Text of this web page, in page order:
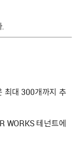
최대 300개까지 추
WORKS 테넌트에